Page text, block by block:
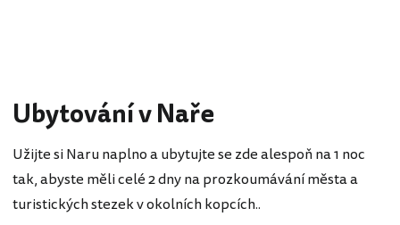
Ubytování v Naře
Užijte si Naru naplno a ubytujte se zde alespoň na 1 noc
tak, abyste měli celé 2 dny na prozkoumávání města a
turistických stezek v okolních kopcích..